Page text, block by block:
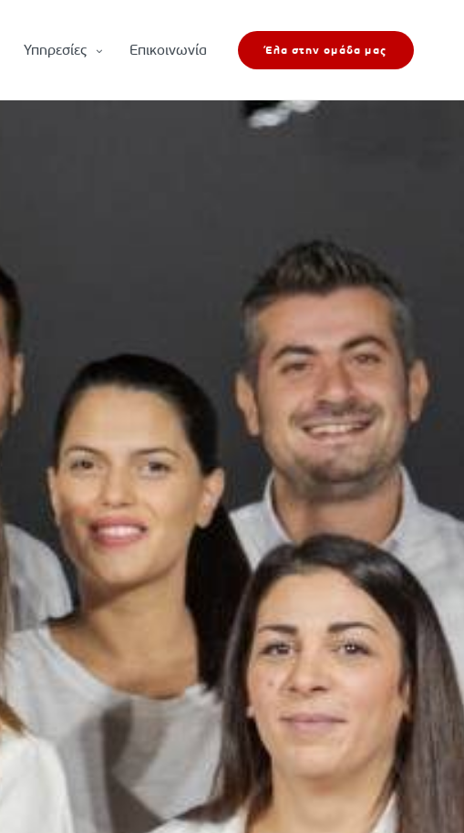
Υπηρεσίες Επικοινωνία Έλα στην ομάδα μας